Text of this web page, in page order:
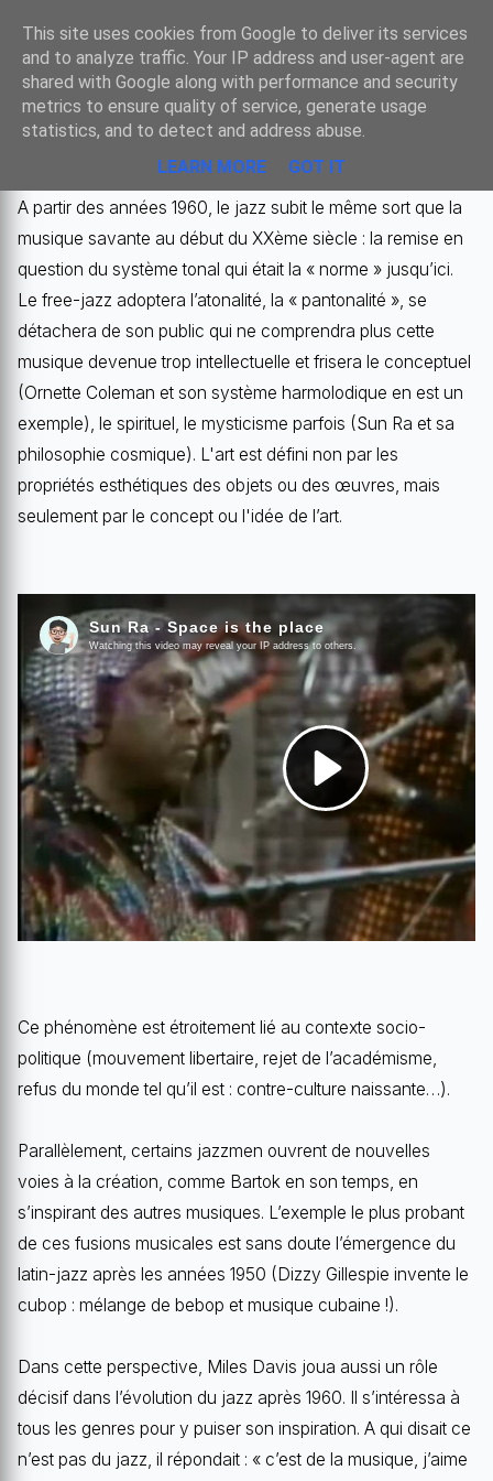
Sombre
ANNÉES 60’ : L’APORIE ?
A partir des années 1960, le jazz subit le même sort que la
musique savante au début du XXème siècle : la remise en
question du système tonal qui était la « norme » jusqu’ici.
Le free-jazz adoptera l’atonalité, la « pantonalité », se
détachera de son public qui ne comprendra plus cette
musique devenue trop intellectuelle et frisera le conceptuel
(Ornette Coleman et son système harmolodique en est un
exemple), le spirituel, le mysticisme parfois (Sun Ra et sa
philosophie cosmique). L'art est défini non par les
propriétés esthétiques des objets ou des œuvres, mais
seulement par le concept ou l'idée de l’art.
Ce phénomène est étroitement lié au contexte socio-
politique (mouvement libertaire, rejet de l’académisme,
refus du monde tel qu’il est : contre-culture naissante…).
Parallèlement, certains jazzmen ouvrent de nouvelles
voies à la création, comme Bartok en son temps, en
s’inspirant des autres musiques. L’exemple le plus probant
de ces fusions musicales est sans doute l’émergence du
latin-jazz après les années 1950 (Dizzy Gillespie invente le
cubop : mélange de bebop et musique cubaine !).
Dans cette perspective, Miles Davis joua aussi un rôle
décisif dans l’évolution du jazz après 1960. Il s’intéressa à
tous les genres pour y puiser son inspiration. A qui disait ce
n’est pas du jazz, il répondait : « c’est de la musique, j’aime
This site uses cookies from Google to deliver its services
and to analyze traffic. Your IP address and user-agent are
shared with Google along with performance and security
metrics to ensure quality of service, generate usage
statistics, and to detect and address abuse.
LEARN MORE
GOT IT